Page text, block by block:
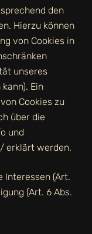
den
Hierzu können
von Cookies in
unseres
Ein
Cookies zu
über die
und
erklärt werden.
Interessen (Art.
(Art. 6 Abs.